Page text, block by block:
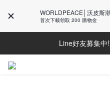
WORLDPEACE│沃皮斯
首次下載領取 200 購物金
Line好友募集
Line好友募集
防詐騙提醒!請勿聽從不明